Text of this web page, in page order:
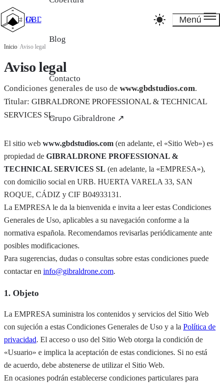
GBD_Studios IA
Blog
Contacto
Grupo Gibraldrone ↗
Menú
Inicio Aviso legal
Aviso legal
Condiciones generales de uso de www.gbdstudios.com.
Titular: GIBRALDRONE PROFESSIONAL & TECHNICAL
SERVICES SL.
El sitio web www.gbdstudios.com (en adelante, el «Sitio Web») es
propiedad de GIBRALDRONE PROFESSIONAL &
TECHNICAL SERVICES SL (en adelante, la «EMPRESA»),
con domicilio social en URB. HUERTA VARELA 33, SAN
ROQUE, CÁDIZ y CIF B04933131.
La EMPRESA le da la bienvenida e invita a leer estas Condiciones
Generales de Uso, aplicables a su navegación conforme a la
normativa española. Recomendamos revisarlas periódicamente ante
posibles modificaciones.
Para sugerencias, dudas o consultas sobre estas condiciones puede
contactar en info@gibraldrone.com.
1. Objeto
La EMPRESA suministra los contenidos y servicios del Sitio Web
con sujeción a estas Condiciones Generales de Uso y a la Política de
privacidad. El acceso o uso del Sitio Web otorga la condición de
«Usuario» e implica la aceptación de estas condiciones. Si no está
de acuerdo, debe abstenerse de utilizar el Sitio Web.
En ocasiones podrán establecerse condiciones particulares para